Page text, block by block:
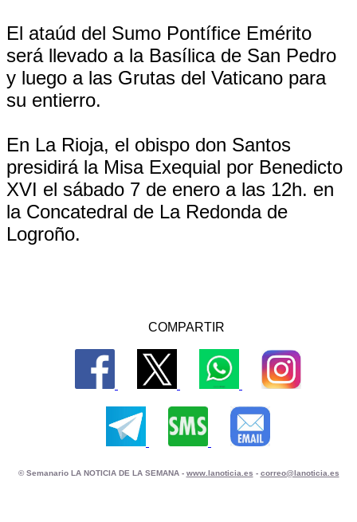
El ataúd del Sumo Pontífice Emérito
será llevado a la Basílica de San Pedro
y luego a las Grutas del Vaticano para
su entierro.
En La Rioja, el obispo don Santos
presidirá la Misa Exequial por Benedicto
XVI el sábado 7 de enero a las 12h. en
la Concatedral de La Redonda de
Logroño.
COMPARTIR
© Semanario LA NOTICIA DE LA SEMANA - www.lanoticia.es - correo@lanoticia.es